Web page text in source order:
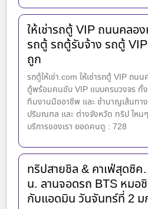
ให้เช่ารถตู้ VIP ถนนคลอง
รถตู้ รถตู้รับจ้าง รถตู้
ถูก
รถตู้ให้เช่า.com ให้เช่ารถตู้ VIP ถน
ตู้พร้อมคนขับ VIP แบบครบวงจร ทั้
ทีมงานมืออาชีพ และ ชำนาญเส้นท
ปริมณฑล และ ต่างจังหวัด ทริป ไหน
บริการของเรา ยอดคนดู : 728
ทริปสายชิล & คาเฟ่สุดซิ
น. ลานจอดรถ BTS หมอ
กับแอดมิน วันจันทร์ที่ 2